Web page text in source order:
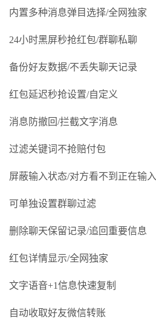
内置多种消息弹目选择/全网独家
24小时黑屏秒抢红包/群聊私聊
备份好友数据/不丢失聊天记录
红包延迟秒抢设置/自定义
消息防撤回/拦截文字消息
过滤关键词不抢赔付包
屏蔽输入状态/对方看不到正在输入
可单独设置群聊过滤
删除聊天保留记录/追回重要信息
红包详情显示/全网独家
文字语音+1信息快速复制
自动收取好友微信转账